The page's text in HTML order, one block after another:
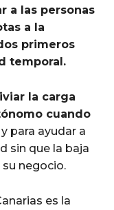
a las personas
a la
primeros
temporal.
la carga
cuando
y para ayudar a
sin que la baja
negocio.
es la